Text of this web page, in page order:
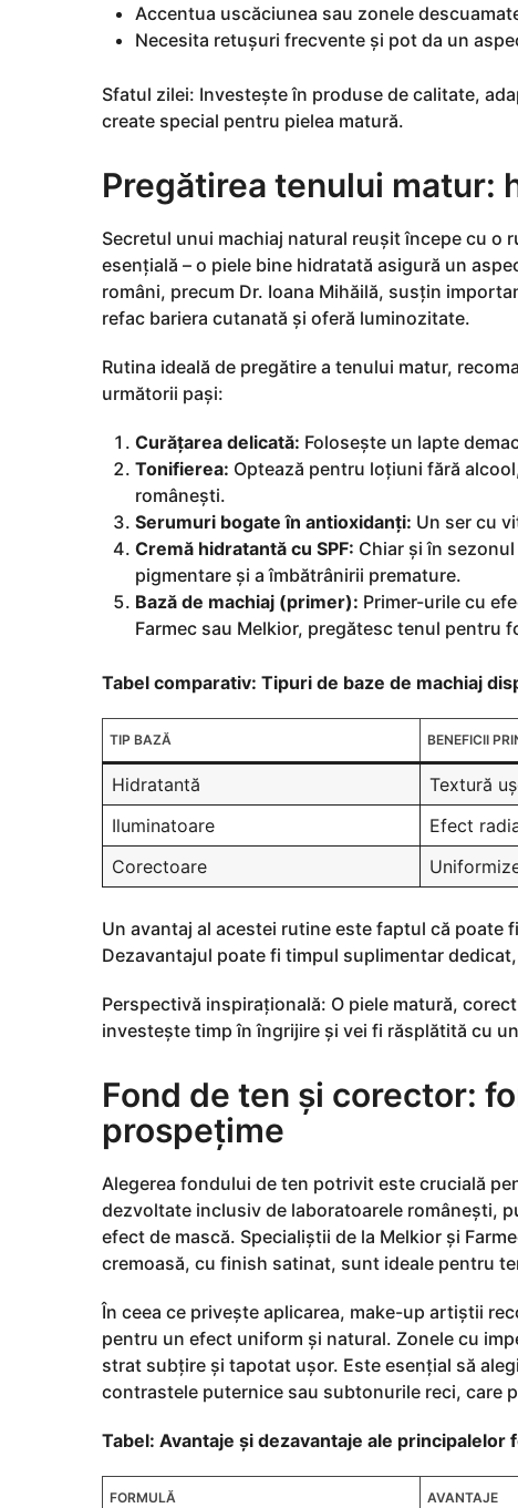
Accentua uscăciunea sau zonele
Necesita retușuri frecvente și pot da un
Sfatul zilei: Investește în produse de calitate,
create special pentru pielea matură.
Pregătirea tenului matur:
Secretul unui machiaj natural reușit începe cu o
esențială – o piele bine hidratată asigură un
români, precum Dr. Ioana Mihăilă, susțin
refac bariera cutanată și oferă luminozitate.
Rutina ideală de pregătire a tenului matur,
următorii pași:
Curățarea delicată: Folosește un lapte
Tonifierea: Optează pentru loțiuni fără
românești.
Serumuri bogate în antioxidanți: Un ser cu
Cremă hidratantă cu SPF: Chiar și în
pigmentare și a îmbătrânirii premature.
Bază de machiaj (primer): Primer-urile cu
Farmec sau Melkior, pregătesc tenul pentru
Tabel comparativ: Tipuri de baze de machiaj
TIP BAZĂ BENEFICII
Hidratantă Textură
Iluminatoare
Efect
Corectoare
Un avantaj al acestei rutine este faptul că poate
Dezavantajul poate fi timpul suplimentar
Perspectivă inspirațională: O piele matură,
investește timp în îngrijire și vei fi răsplătită cu
Fond de ten și corector:
prospețime
Alegerea fondului de ten potrivit este crucială
dezvoltate inclusiv de laboratoarele românești,
efect de mască. Specialiștii de la Melkior și
cremoasă, cu finish satinat, sunt ideale pentru
În ceea ce privește aplicarea, make-up artiștii
pentru un efect uniform și natural. Zonele cu
strat subțire și tapotat ușor. Este esențial să
contrastele puternice sau subtonurile reci, care
Tabel: Avantaje și dezavantaje ale
FORMULĂ AVANTAJE